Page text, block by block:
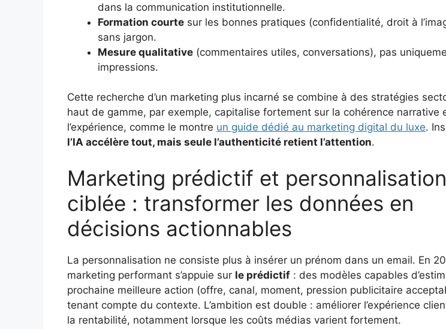
dans la communication institutionnelle.
Formation courte sur les bonnes pratiques (confidentialité, droit à
sans jargon.
Mesure qualitative (commentaires utiles, conversations), pas
impressions.
Cette recherche d’un marketing plus incarné se combine à des stratégies
haut de gamme, par exemple, capitalise fortement sur la cohérence narrative
l’expérience, comme le montre un guide dédié au marketing digital du luxe.
l’IA accélère tout, mais seule l’authenticité retient l’attention.
Marketing prédictif et
ciblée : transformer les données en
décisions actionnables
La personnalisation ne consiste plus à insérer un prénom dans un email. En
marketing performant s’appuie sur le prédictif : des modèles capables
prochaine meilleure action (offre, canal, moment, pression publicitaire
tenant compte du contexte. L’ambition est double : améliorer l’expérience
la rentabilité, notamment lorsque les coûts médias varient fortement.